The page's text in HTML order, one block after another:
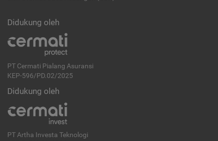
Didukung oleh
PT Cermati Pialang Asuransi
KEP-596/PD.02/2025
Didukung oleh
PT Artha Investa Teknologi